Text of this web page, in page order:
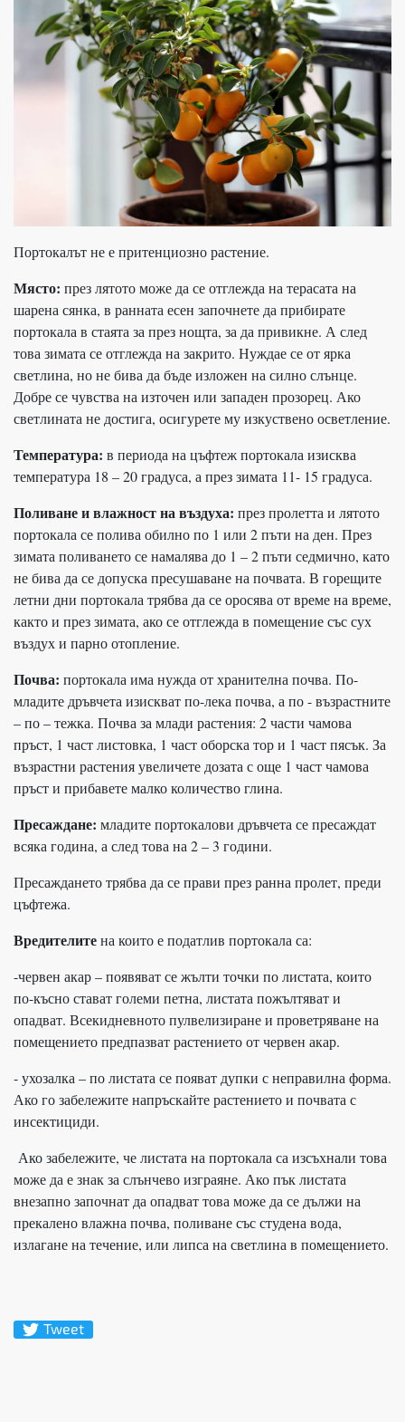
Портокалът не е притенциозно растение.
Място: през лятото може да се отглежда на терасата на
шарена сянка, в ранната есен започнете да прибирате
портокала в стаята за през нощта, за да привикне. А след
това зимата се отглежда на закрито. Нуждае се от ярка
светлина, но не бива да бъде изложен на силно слънце.
Добре се чувства на източен или западен прозорец. Ако
светлината не достига, осигурете му изкуствено осветление.
Температура: в периода на цъфтеж портокала изисква
температура 18 – 20 градуса, а през зимата 11- 15 градуса.
Поливане и влажност на въздуха: през пролетта и лятото
портокала се полива обилно по 1 или 2 пъти на ден. През
зимата поливането се намалява до 1 – 2 пъти седмично, като
не бива да се допуска пресушаване на почвата. В горещите
летни дни портокала трябва да се оросява от време на време,
както и през зимата, ако се отглежда в помещение със сух
въздух и парно отопление.
Почва: портокала има нужда от хранителна почва. По-
младите дръвчета изискват по-лека почва, а по - възрастните
– по – тежка. Почва за млади растения: 2 части чамова
пръст, 1 част листовка, 1 част оборска тор и 1 част пясък. За
възрастни растения увеличете дозата с още 1 част чамова
пръст и прибавете малко количество глина.
Пресаждане: младите портокалови дръвчета се пресаждат
всяка година, а след това на 2 – 3 години.
Пресаждането трябва да се прави през ранна пролет, преди
цъфтежа.
Вредителитена които е податлив портокала са:
-червен акар – появяват се жълти точки по листата, които
по-късно стават големи петна, листата пожълтяват и
опадват. Всекидневното пулвелизиране и проветряване на
помещението предпазват растението от червен акар.
- ухозалка – по листата се появат дупки с неправилна форма.
Ако го забележите напръскайте растението и почвата с
инсектициди.
Ако забележите, че листата на портокала са изсъхнали това
може да е знак за слънчево изграяне. Ако пък листата
внезапно започнат да опадват това може да се дължи на
прекалено влажна почва, поливане със студена вода,
излагане на течение, или липса на светлина в помещението.
Tweet